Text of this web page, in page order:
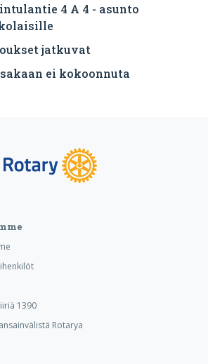
4 A 4 - asunto
jatkuvat
ei kokoonnuta
1390
Rotarya